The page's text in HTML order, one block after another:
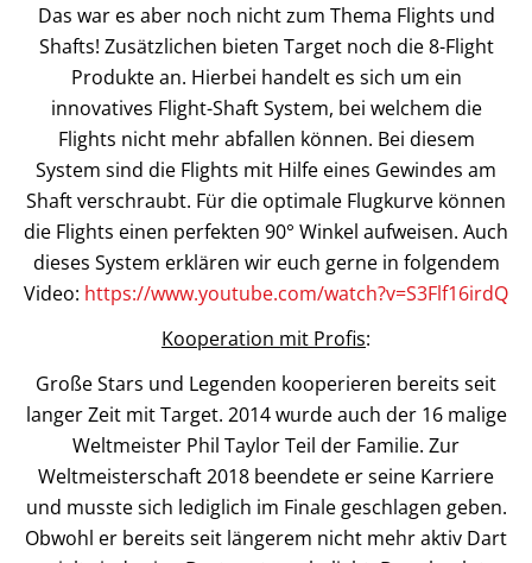
Das war es aber noch nicht zum Thema Flights und
Shafts! Zusätzlichen bieten Target noch die 8-Flight
Produkte an. Hierbei handelt es sich um ein
innovatives Flight-Shaft System, bei welchem die
Flights nicht mehr abfallen können. Bei diesem
System sind die Flights mit Hilfe eines Gewindes am
Shaft verschraubt. Für die optimale Flugkurve können
die Flights einen perfekten 90° Winkel aufweisen. Auch
dieses System erklären wir euch gerne in folgendem
Video: https://www.youtube.com/watch?v=S3Flf16irdQ
Kooperation mit Profis:
Große Stars und Legenden kooperieren bereits seit
langer Zeit mit Target. 2014 wurde auch der 16 malige
Weltmeister Phil Taylor Teil der Familie. Zur
Weltmeisterschaft 2018 beendete er seine Karriere
und musste sich lediglich im Finale geschlagen geben.
Obwohl er bereits seit längerem nicht mehr aktiv Dart